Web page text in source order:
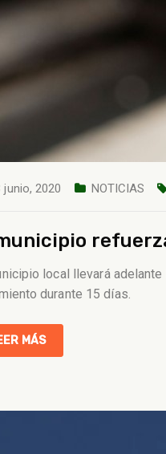
junio, 2020 NOTICIAS
local llevará
durante 15 días.
MÁS